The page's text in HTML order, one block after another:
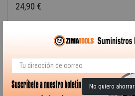
24,90 €
No quiero ahorrar